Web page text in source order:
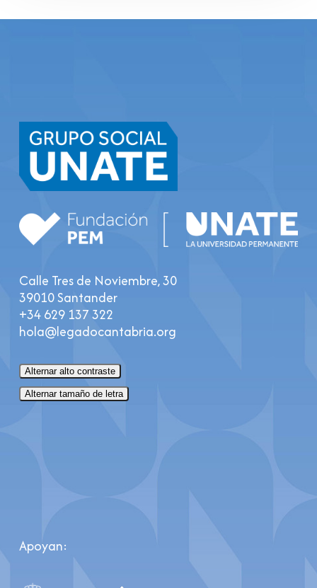
Calle Tres de Noviembre, 30
39010 Santander
+34 629 137 322
hola@legadocantabria.org
Alternar alto contraste
Alternar tamaño de letra
Apoyan: